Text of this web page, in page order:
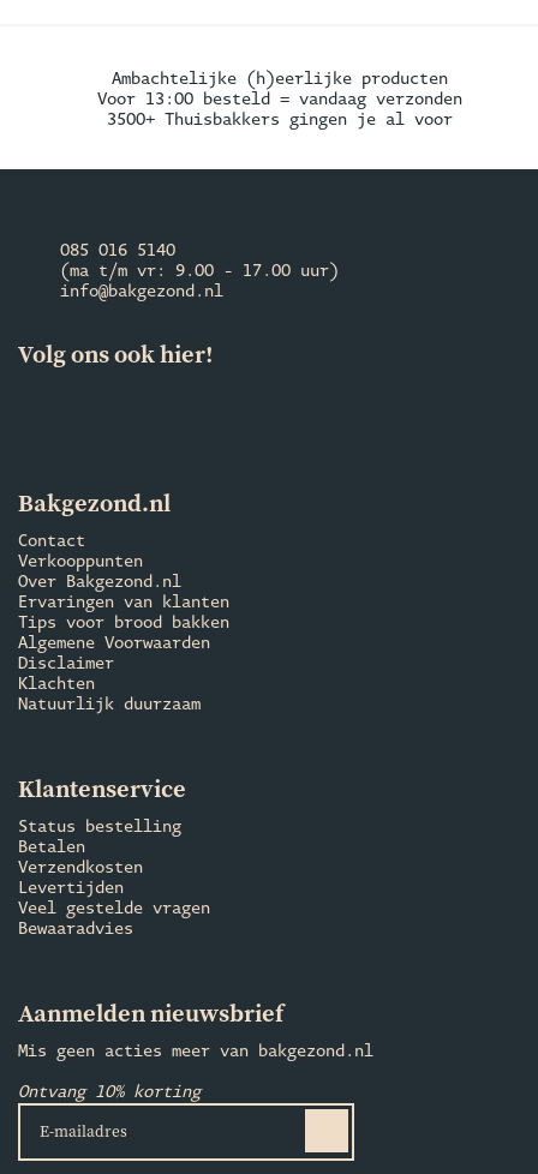
Ambachtelijke (h)eerlijke producten
Voor 13:00 besteld = vandaag verzonden
3500+ Thuisbakkers gingen je al voor
085 016 5140
(ma t/m vr: 9.00 - 17.00 uur)
info@bakgezond.nl
Volg ons ook hier!
Bakgezond.nl
Contact
Verkooppunten
Over Bakgezond.nl
Ervaringen van klanten
Tips voor brood bakken
Algemene Voorwaarden
Disclaimer
Klachten
Natuurlijk duurzaam
Klantenservice
Status bestelling
Betalen
Verzendkosten
Levertijden
Veel gestelde vragen
Bewaaradvies
Aanmelden nieuwsbrief
Mis geen acties meer van bakgezond.nl
Ontvang 10% korting